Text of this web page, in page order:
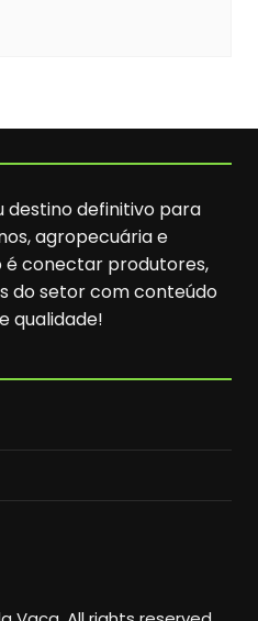
destino definitivo para
agropecuária e
é conectar produtores,
do setor com conteúdo
qualidade!